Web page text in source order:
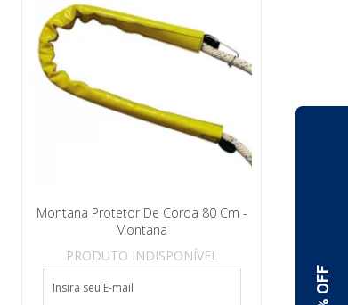
Montana Protetor De Corda 80 Cm -
Montana
PRODUTO INDISPONÍVEL